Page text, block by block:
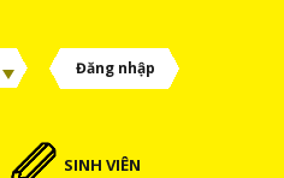
Đăng nhập
SINH VIÊN